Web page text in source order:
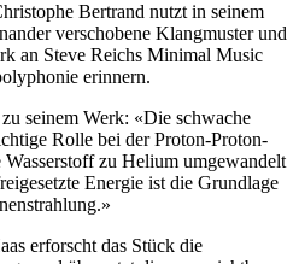
Bertrand nutzt in seinem
verschobene Klangmuster und
an Steve Reichs Minimal Music
erinnern.
seinem Werk: «Die schwache
Rolle bei der Proton-Proton-
zu Helium umgewandelt
Energie ist die Grundlage
erforscht das Stück die